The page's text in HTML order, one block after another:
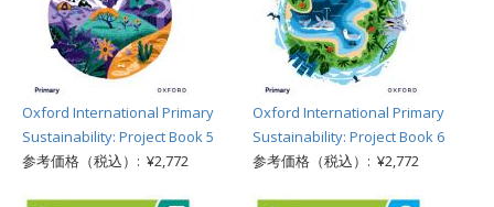
Oxford International Primary
Sustainability: Project Book 5
参考価格（税込）: ¥2,772
Oxford International Primary
Sustainability: Project Book 6
参考価格（税込）: ¥2,772